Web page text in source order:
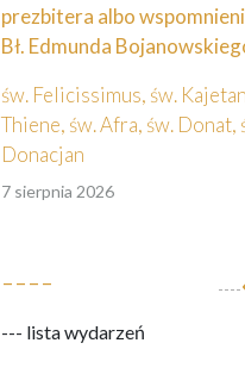
prezbitera albo
Bł. Edmunda
św. Felicissimus, św.
Thiene, św. Afra, św. Donat,
Donacjan
7 sierpnia 2026
---- ----
--- lista wydarzeń